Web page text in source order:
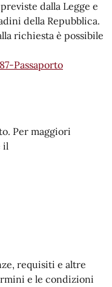
dalla Legge e
della Repubblica.
richiesta è possibile
Passaporto
Per maggiori
il
requisiti e altre
e le condizioni